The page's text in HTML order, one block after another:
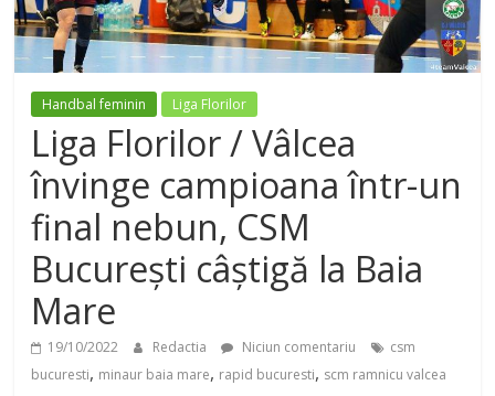
Handbal feminin Liga Florilor
Liga Florilor / Vâlcea
învinge campioana într-un
final nebun, CSM
București câștigă la Baia
Mare
19/10/2022 Redactia Niciun comentariu
csm
bucuresti, minaur baia mare, rapid bucuresti, scm ramnicu valcea